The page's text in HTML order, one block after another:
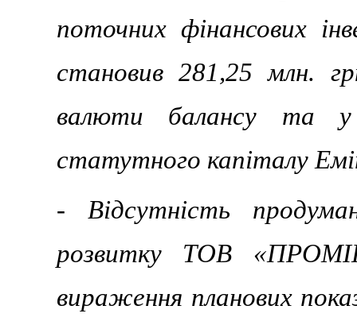
поточних фінансових
становив 281,25 млн.
валюти балансу та у
статутного капіталу
- Відсутність
розвитку ТОВ
вираження планових